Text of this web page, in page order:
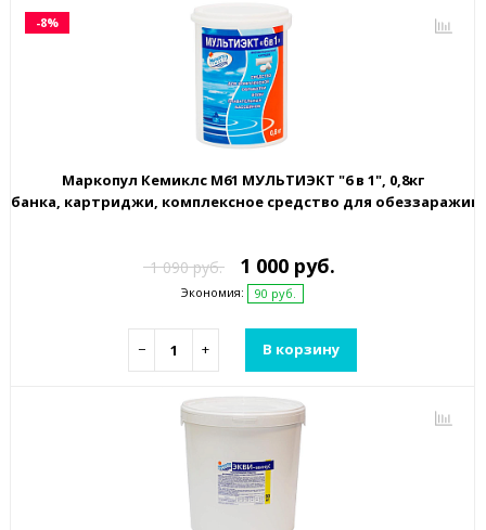
-8%
Маркопул Кемиклс М61 МУЛЬТИЭКТ "6 в 1", 0,8кг
банка, картриджи, комплексное средство для
1 090 руб. 1 000 руб.
Экономия: 90 руб.
− + В корзину